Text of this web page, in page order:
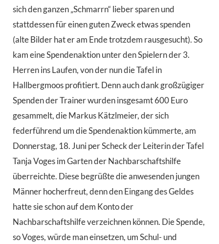
sich den ganzen „Schmarrn“ lieber sparen und
stattdessen für einen guten Zweck etwas spenden
(alte Bilder hat er am Ende trotzdem rausgesucht). So
kam eine Spendenaktion unter den Spielern der 3.
Herren ins Laufen, von der nun die Tafel in
Hallbergmoos profitiert. Denn auch dank großzügiger
Spenden der Trainer wurden insgesamt 600 Euro
gesammelt, die Markus Kätzlmeier, der sich
federführend um die Spendenaktion kümmerte, am
Donnerstag, 18. Juni per Scheck der Leiterin der Tafel
Tanja Voges im Garten der Nachbarschaftshilfe
überreichte. Diese begrüßte die anwesenden jungen
Männer hocherfreut, denn den Eingang des Geldes
hatte sie schon auf dem Konto der
Nachbarschaftshilfe verzeichnen können. Die Spende,
so Voges, würde man einsetzen, um Schul- und